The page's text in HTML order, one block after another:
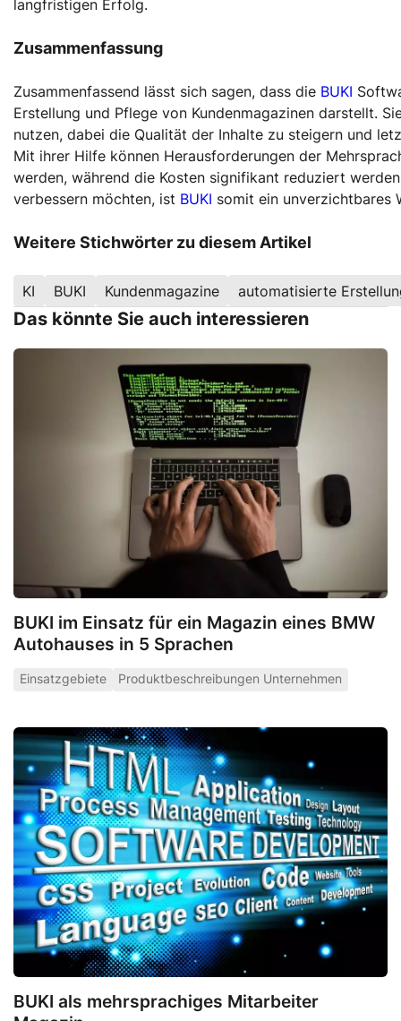
langfristigen Erfolg.
Zusammenfassung
Zusammenfassend lässt sich sagen, dass die BUKI
Erstellung und Pflege von Kundenmagazinen darstellt.
nutzen, dabei die Qualität der Inhalte zu steigern und
Mit ihrer Hilfe können Herausforderungen der
werden, während die Kosten signifikant reduziert
verbessern möchten, ist BUKI somit ein unverzichtbares
Weitere Stichwörter zu diesem Artikel
KI BUKI Kundenmagazine automatisierte
Das könnte Sie auch interessieren
BUKI im Einsatz für ein Magazin eines BMW
Autohauses in 5 Sprachen
Einsatzgebiete Produktbeschreibungen Unternehmen
BUKI als mehrsprachiges Mitarbeiter